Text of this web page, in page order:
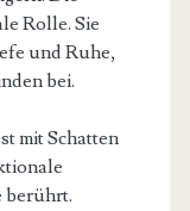
Rolle. Sie
und Ruhe,
bei.
mit Schatten
berührt.